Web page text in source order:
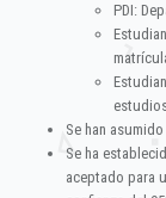
PDI:
Se han
Se ha
aceptado para